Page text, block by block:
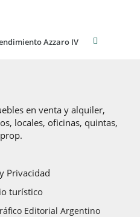
Azzaro IV
en venta y alquiler,
locales, oficinas, quintas,
Privacidad
turístico
Editorial Argentino